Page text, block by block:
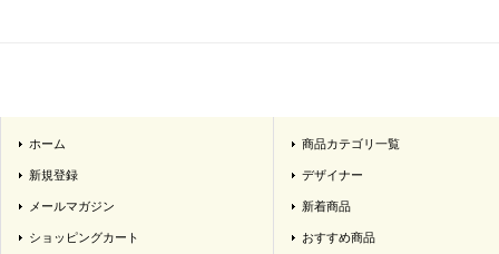
ホーム
新規登録
メールマガジン
ショッピングカート
商品カテゴリ一覧
デザイナー
新着商品
おすすめ商品